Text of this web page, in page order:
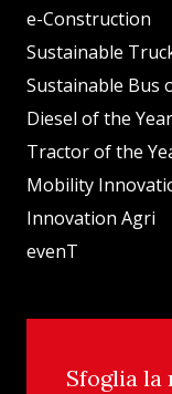
e-Construction
Sustainable
Sustainable Bus
Diesel of the Year
Tractor of the
Mobility
Innovation Agri
evenT
Sfoglia la